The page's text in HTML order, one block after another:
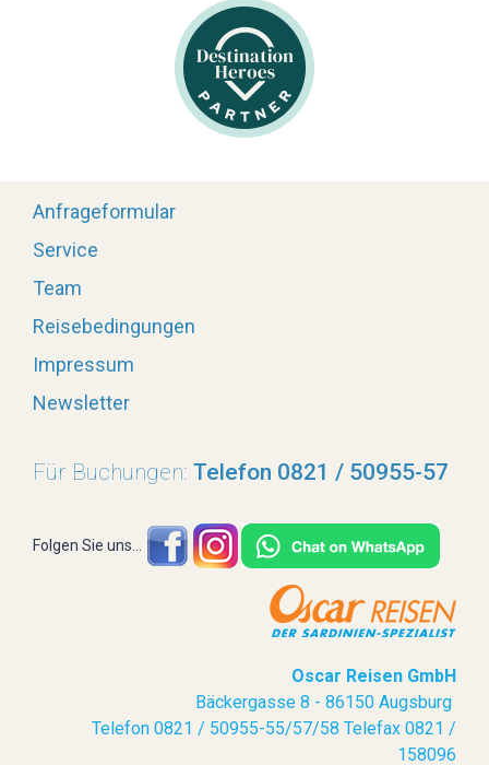
Anfrageformular
Service
Team
Reisebedingungen
Impressum
Newsletter
Für Buchungen: Telefon 0821 / 50955-57
Folgen Sie uns...
Oscar Reisen GmbH
Bäckergasse 8 - 86150 Augsburg
Telefon 0821 / 50955-55/57/58 Telefax 0821 /
158096